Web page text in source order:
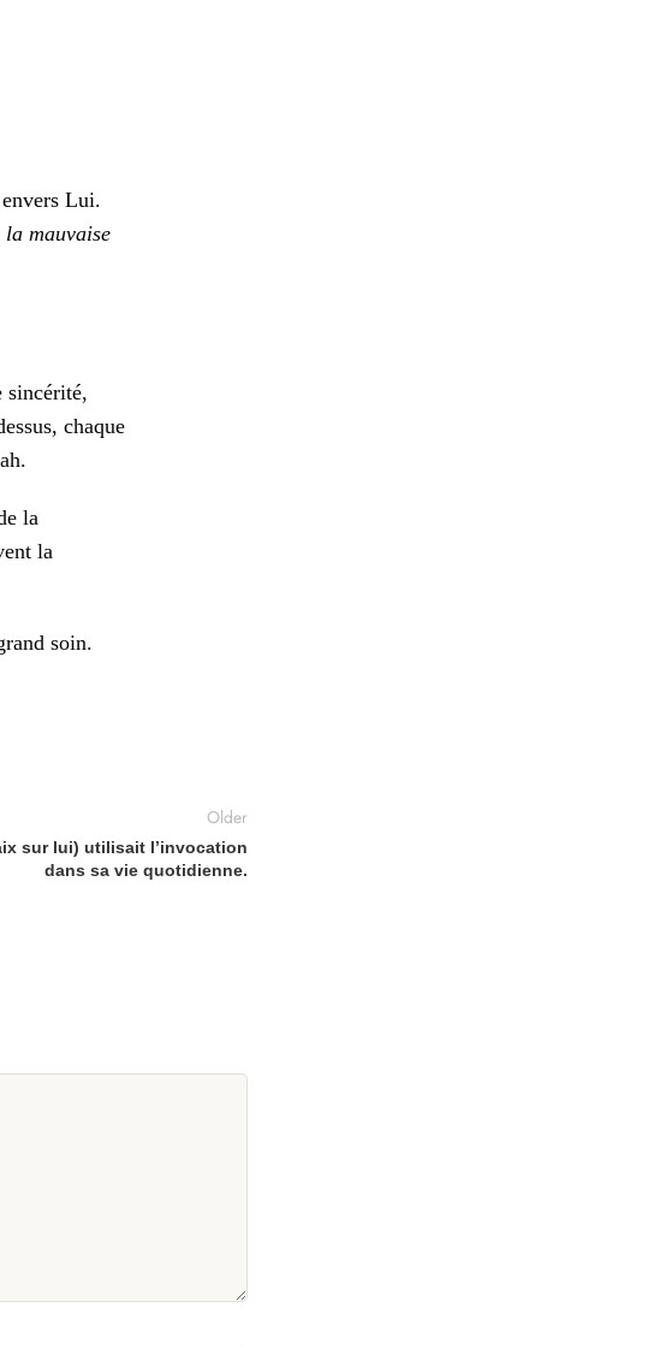
Lui.
mauvaise
sincérité,
chaque
la
la
soin.
Older
sur lui) utilisait l’invocation
dans sa vie quotidienne.